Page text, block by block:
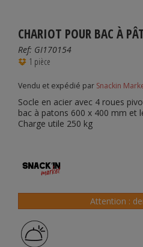
CHARIOT POUR BAC À
Ref: GI170154
1 pièce
Vendu et expédié par Snackin
Socle en acier avec 4 roues
bac à patons 600 x 400 mm et
Charge utile 250 kg
Attention :